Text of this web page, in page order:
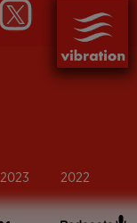
2023 2022